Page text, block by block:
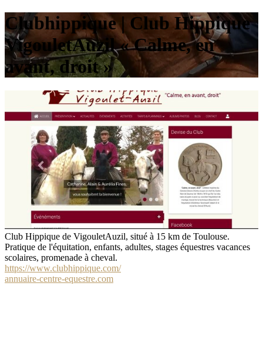
Club­hip­pi­que | Club Hippique
VigouletAuzil « Calme, en
avant, droit »
Club Hippique de VigouletAuzil, situé à 15 km de Toulouse.
Pratique de l'équitation, enfants, adultes, stages équestres vacances
scolaires, promenade à cheval.
https://www.clubhippique.com/
annuaire-centre-equestre.com